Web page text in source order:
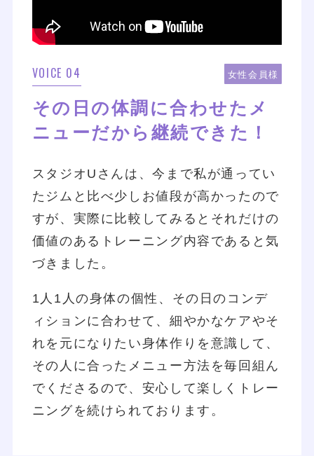
VOICE 04 女性会員様
その日の体調に合わせたメ
ニューだから継続できた！
スタジオUさんは、今まで私が通ってい
たジムと比べ少しお値段が高かったので
すが、実際に比較してみるとそれだけの
価値のあるトレーニング内容であると気
づきました。
1人1人の身体の個性、その日のコンデ
ィションに合わせて、細やかなケアやそ
れを元になりたい身体作りを意識して、
その人に合ったメニュー方法を毎回組ん
でくださるので、安心して楽しくトレー
ニングを続けられております。